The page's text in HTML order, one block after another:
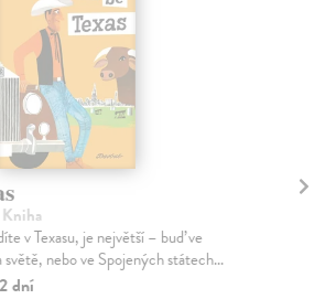
Kniha
v Texasu, je největší – buď ve
světě, nebo ve Spojených státech...
dní